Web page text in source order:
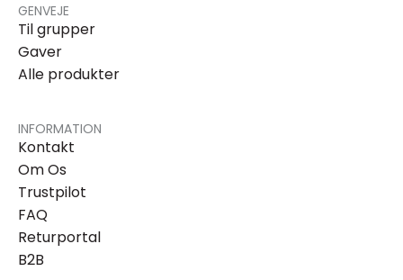
GENVEJE
Til grupper
Gaver
Alle produkter
INFORMATION
Kontakt
Om Os
Trustpilot
FAQ
Returportal
B2B